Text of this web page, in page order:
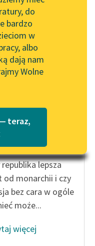
PMH
Wolnych Lektur
w formacie PDF
do
bardzo
w
albo
dają nam
Wolne
teraz,
w Neapolu, w
w Belgii, we
w Polsce...
więcej
republika lepsza
od monarchii i czy
bez cara w ogóle
może...
więcej